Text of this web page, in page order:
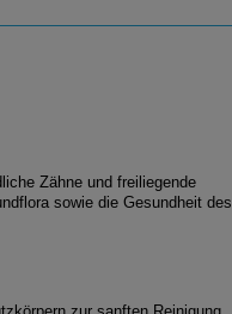
Zähne und freiliegende
sowie die Gesundheit des